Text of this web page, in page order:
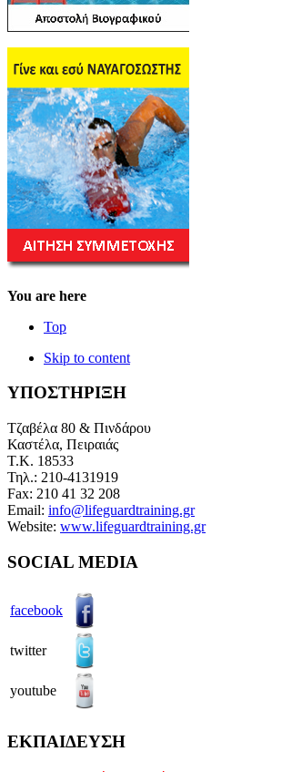
You are here
Top
Skip to content
ΥΠΟΣΤΗΡΙΞΗ
Τζαβέλα 80 & Πινδάρου
Καστέλα, Πειραιάς
Τ.Κ. 18533
Τηλ.: 210-4131919
Fax: 210 41 32 208
Email: info@lifeguardtraining.gr
Website: www.lifeguardtraining.gr
SOCIAL MEDIA
facebook
twitter
youtube
ΕΚΠΑΙΔΕΥΣΗ